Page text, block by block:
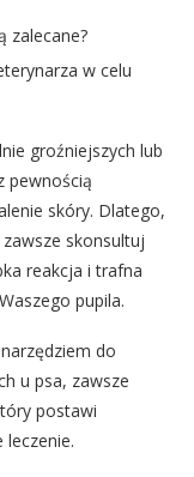
zalecane?
w celu
groźniejszych lub
pewnością
skóry. Dlatego,
skonsultuj
reakcja i trafna
pupila.
do
u psa, zawsze
postawi